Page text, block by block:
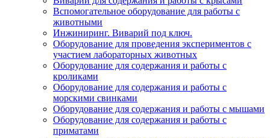
Вспомогательное оборудование для работы с
животными
Инжиниринг. Виварий под ключ.
Оборудование для проведения экспериментов с
участием лабораторных животных
Оборудование для содержания и работы с
кроликами
Оборудование для содержания и работы с
морскими свинками
Оборудование для содержания и работы с мышами
Оборудование для содержания и работы с
приматами